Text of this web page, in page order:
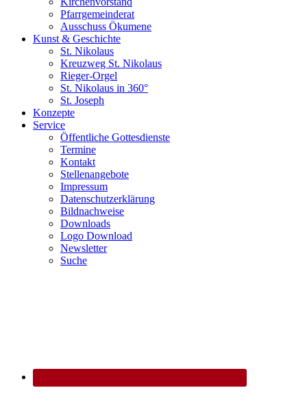
Pfarrgemeinderat
Ausschuss Ökumene
Kunst & Geschichte
St. Nikolaus
Kreuzweg St. Nikolaus
Rieger-Orgel
St. Nikolaus in 360°
St. Joseph
Konzepte
Service
Öffentliche Gottesdienste
Termine
Kontakt
Stellenangebote
Impressum
Datenschutzerklärung
Bildnachweise
Downloads
Logo Download
Newsletter
Suche